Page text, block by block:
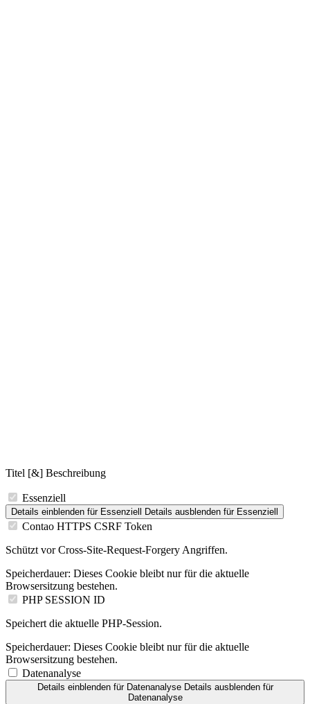
Titel [&] Beschreibung
Essenziell
Details einblenden für Essenziell Details ausblenden für Essenziell
Contao HTTPS CSRF Token
Schützt vor Cross-Site-Request-Forgery Angriffen.
Speicherdauer: Dieses Cookie bleibt nur für die aktuelle
Browsersitzung bestehen.
PHP SESSION ID
Speichert die aktuelle PHP-Session.
Speicherdauer: Dieses Cookie bleibt nur für die aktuelle
Browsersitzung bestehen.
Datenanalyse
Details einblendenfür Datenanalyse Details ausblendenfür
Datenanalyse